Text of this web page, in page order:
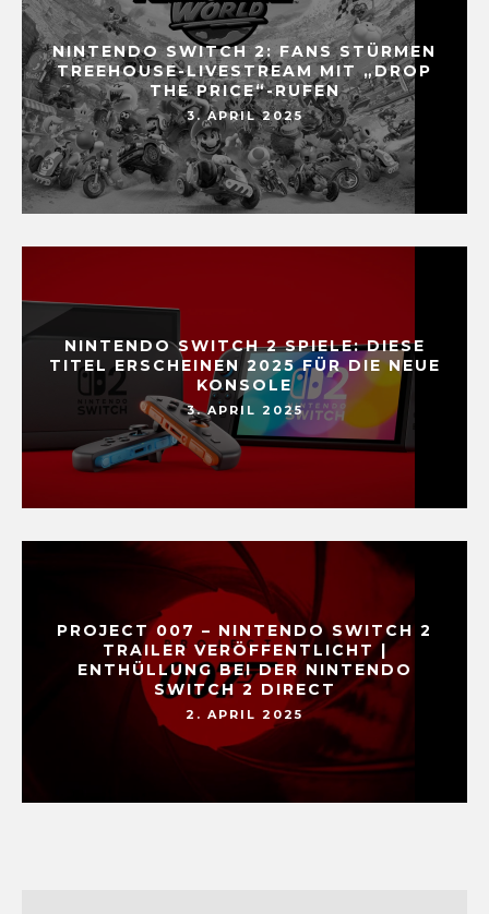
NINTENDO SWITCH 2: FANS STÜRMEN
TREEHOUSE-LIVESTREAM MIT „DROP
THE PRICE“-RUFEN
3. APRIL 2025
NINTENDO SWITCH 2 SPIELE: DIESE
TITEL ERSCHEINEN 2025 FÜR DIE NEUE
KONSOLE
3. APRIL 2025
PROJECT 007 – NINTENDO SWITCH 2
TRAILER VERÖFFENTLICHT |
ENTHÜLLUNG BEI DER NINTENDO
SWITCH 2 DIRECT
2. APRIL 2025